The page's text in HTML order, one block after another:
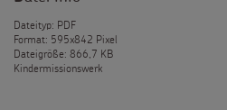
Dateityp: PDF
Format: 595x842 Pixel
Dateigröße: 866,7 KB
Kindermissionswerk